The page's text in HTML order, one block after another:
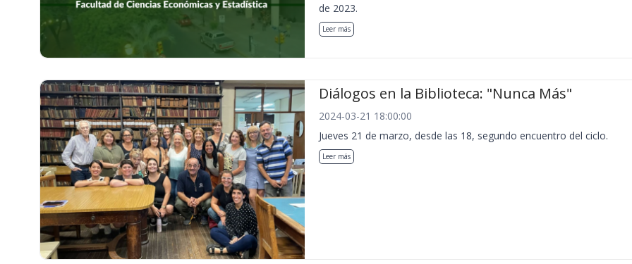
de 2023.
Leer más
Diálogos en la Biblioteca: "Nunca Más"
2024-03-21 18:00:00
Jueves 21 de marzo, desde las 18, segundo encuentro del ciclo.
Leer más